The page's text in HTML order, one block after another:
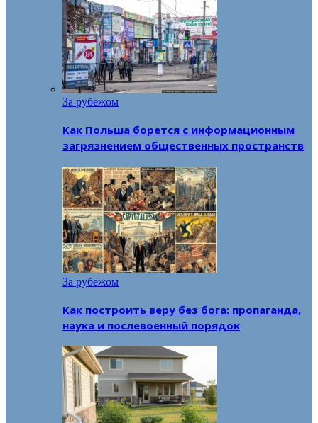
За рубежом
Как Польша борется с информационным
загрязнением общественных пространств
За рубежом
Как построить веру без бога: пропаганда,
наука и послевоенный порядок